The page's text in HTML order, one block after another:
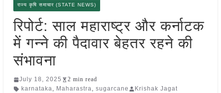
राज्य कृषि समाचार (STATE NEWS)
रिपोर्ट: साल महाराष्ट्र और कर्नाटक
में गन्ने की पैदावार बेहतर रहने की
संभावना
July 18, 2025
2 min read
karnataka, Maharastra, sugarcane Krishak Jagat